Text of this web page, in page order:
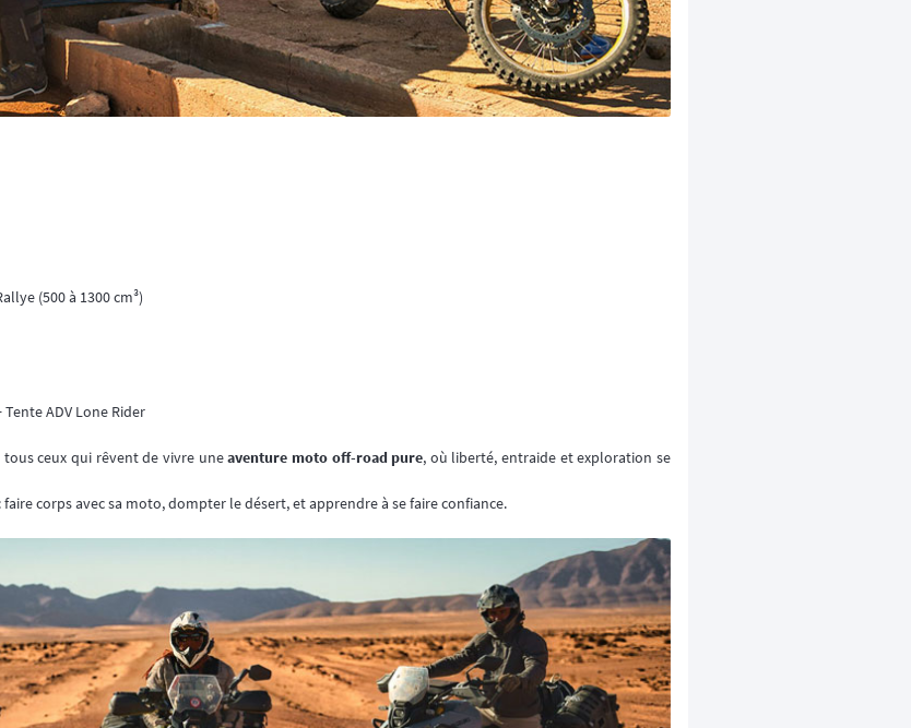
(500 à 1300 cm³)
ADV Lone Rider
tous ceux qui rêvent de vivre uneaventure moto off-road pure, où liberté, entraide et exploration se
: faire corps avec sa moto, dompter le désert, et apprendre à se faire confiance.